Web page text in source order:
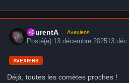
LaurentA Avexiens
Posté(e) 13 décembre 202513 déc.
AVEXIENS
Déjà, toutes les comètes proches !